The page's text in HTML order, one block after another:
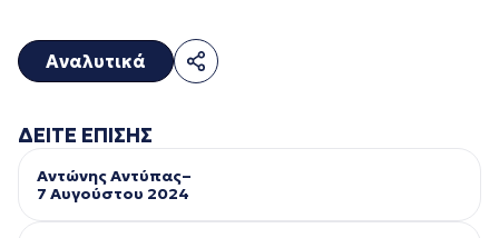
Αναλυτικά
ΔΕΙΤΕ ΕΠΙΣΗΣ
Αντώνης Αντύπας–
7 Αυγούστου 2024